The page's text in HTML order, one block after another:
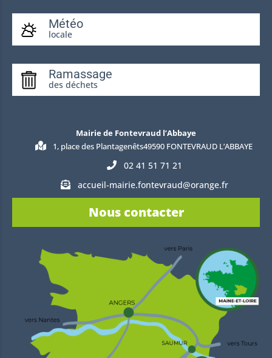
Météo
locale
Ramassage
des déchets
Mairie de Fontevraud l’Abbaye
1, place des Plantagenêts49590 FONTEVRAUD L’ABBAYE
02 41 51 71 21
accueil-mairie.fontevraud@orange.fr
Nous contacter